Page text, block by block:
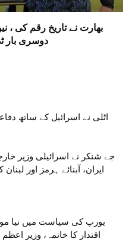
بھارت نے تاریخ رقم کی ،
دوسری بار ٹی20 ورلڈ کپ کا خطاب
اٹلی نے اسرائیل کے ساتھ
جے شنکر نے اسرائیلی وزیر
ایران، آبنائے ہرمز اور لبنان
اقتدار کا خاتمہ، وزیر